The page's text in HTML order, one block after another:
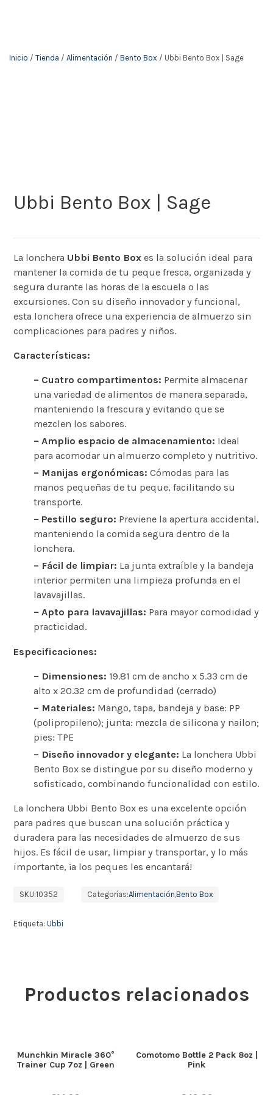
Inicio / Tienda / Alimentación / Bento Box / Ubbi Bento Box | Sage
Ubbi Bento Box | Sage
La lonchera Ubbi Bento Boxes la solución ideal para
mantener la comida de tu peque fresca, organizada y
segura durante las horas de la escuela o las
excursiones. Con su diseño innovador y funcional,
esta lonchera ofrece una experiencia de almuerzo sin
complicaciones para padres y niños.
Características:
– Cuatro compartimentos: Permite almacenar
una variedad de alimentos de manera separada,
manteniendo la frescura y evitando que se
mezclen los sabores.
– Amplio espacio de almacenamiento: Ideal
para acomodar un almuerzo completo y nutritivo.
– Manijas ergonómicas: Cómodas para las
manos pequeñas de tu peque, facilitando su
transporte.
– Pestillo seguro: Previene la apertura accidental,
manteniendo la comida segura dentro de la
lonchera.
– Fácil de limpiar: La junta extraíble y la bandeja
interior permiten una limpieza profunda en el
lavavajillas.
– Apto para lavavajillas: Para mayor comodidad y
practicidad.
Especificaciones:
– Dimensiones: 19.81 cm de ancho x 5.33 cm de
alto x 20.32 cm de profundidad (cerrado)
– Materiales: Mango, tapa, bandeja y base: PP
(polipropileno); junta: mezcla de silicona y nailon;
pies: TPE
– Diseño innovador y elegante: La lonchera Ubbi
Bento Box se distingue por su diseño moderno y
sofisticado, combinando funcionalidad con estilo.
La lonchera Ubbi Bento Box es una excelente opción
para padres que buscan una solución práctica y
duradera para las necesidades de almuerzo de sus
hijos. Es fácil de usar, limpiar y transportar, y lo más
importante, ¡a los peques les encantará!
SKU:10352 Categorías:Alimentación,Bento Box
Etiqueta:Ubbi
Productos relacionados
Munchkin Miracle 360°
Trainer Cup 7oz | Green
Comotomo Bottle 2 Pack 8oz |
Pink